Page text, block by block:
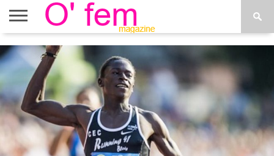
ACCUEIL
ACTU
O’FEM
ÉTOILES
DÉCONSTRUIRE
WEB
TV
PLUS
DE
MENUS